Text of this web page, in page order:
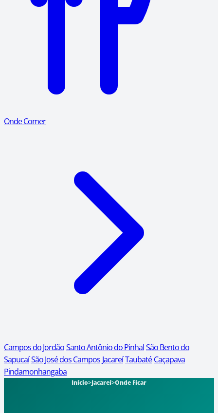
Onde Comer
Campos do JordãoSanto Antônio do PinhalSão Bento do
SapucaíSão José dos Campos JacareíTaubaté Caçapava
Pindamonhangaba
Início>Jacareí>Onde Ficar